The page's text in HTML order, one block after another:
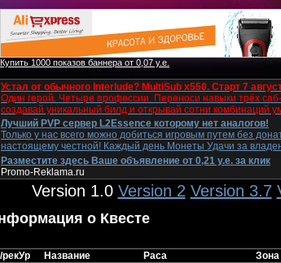
Купить 1000 показов баннера от 0,07 у.е.
Устал от обычного Interlude? MultiSub x550. Старт 7
Один герой. Четыре профессии. Переноси навыки трёх саб-
создавай уникальный билд и открывай сотни комбинаций
Лучший PVP сервер L2Essence которому нет аналогов!
Только у нас всего можно добиться игровым путем без
настоящему честной! Каждый день Монеты Удачи за
Разместите здесь Ваше объявление от 0,21 у.е. за клик
Promo-Reklama.ru
Version 1.0 Version 2 Version 3.7
о Квесте
рекУр Название Раса Зона